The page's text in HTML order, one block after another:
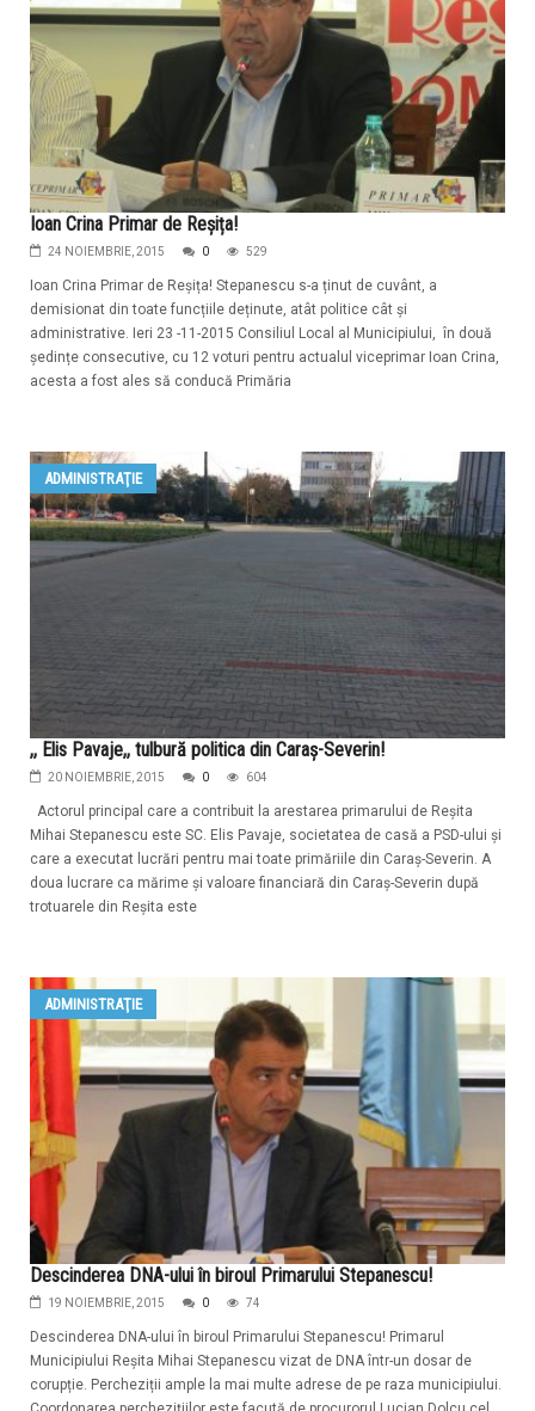
Ioan Crina Primar de Reșița!
24 NOIEMBRIE, 2015 0 529
Ioan Crina Primar de Reșița! Stepanescu s-a ținut de cuvânt, a
demisionat din toate funcțiile deținute, atât politice cât și
administrative. Ieri 23 -11-2015 Consiliul Local al Municipiului, în două
ședințe consecutive, cu 12 voturi pentru actualul viceprimar Ioan Crina,
acesta a fost ales să conducă Primăria
ADMINISTRAŢIE
,, Elis Pavaje,, tulbură politica din Caraş-Severin!
20 NOIEMBRIE, 2015 0 604
Actorul principal care a contribuit la arestarea primarului de Reşita
Mihai Stepanescu este SC. Elis Pavaje, societatea de casă a PSD-ului şi
care a executat lucrări pentru mai toate primăriile din Caraş-Severin. A
doua lucrare ca mărime şi valoare financiară din Caraş-Severin după
trotuarele din Reşita este
ADMINISTRAŢIE
Descinderea DNA-ului în biroul Primarului Stepanescu!
19 NOIEMBRIE, 2015 0 74
Descinderea DNA-ului în biroul Primarului Stepanescu! Primarul
Municipiului Reșita Mihai Stepanescu vizat de DNA într-un dosar de
corupție. Percheziții ample la mai multe adrese de pe raza municipiului.